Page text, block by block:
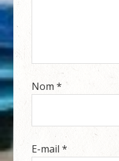
Nom*
E-mail*